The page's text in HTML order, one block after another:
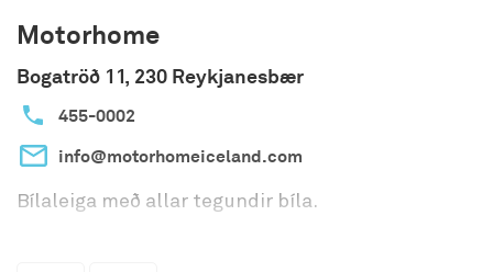
Motorhome
Bogatröð 11, 230 Reykjanesbær
455-0002
info@motorhomeiceland.com
Bílaleiga með allar tegundir bíla.